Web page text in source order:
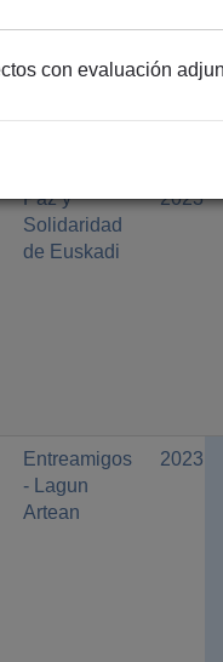
con evaluación
Paz y
Solidaridad
de Euskadi
2023
Entreamigos
- Lagun
Artean
2023